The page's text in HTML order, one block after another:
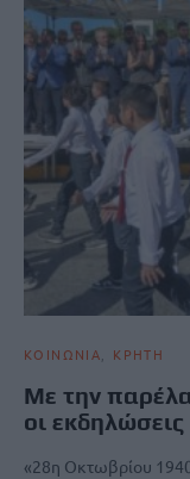
ΚΟΙΝΩΝΙΑ ΚΡΗΤΗ
Με την
οι
«28η Οκτωβρίου